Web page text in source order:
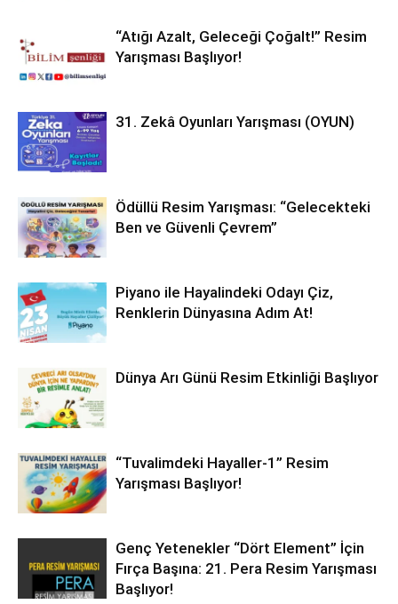
“Atığı Azalt, Geleceği Çoğalt!” Resim
Yarışması Başlıyor!
31. Zekâ Oyunları Yarışması (OYUN)
Ödüllü Resim Yarışması: “Gelecekteki
Ben ve Güvenli Çevrem”
Piyano ile Hayalindeki Odayı Çiz,
Renklerin Dünyasına Adım At!
Dünya Arı Günü Resim Etkinliği Başlıyor
“Tuvalimdeki Hayaller-1” Resim
Yarışması Başlıyor!
Genç Yetenekler “Dört Element” İçin
Fırça Başına: 21. Pera Resim Yarışması
Başlıyor!